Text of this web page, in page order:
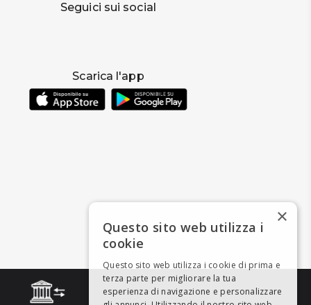
Seguici sui social
Scarica l'app
×
Questo sito web utilizza i
cookie
Questo sito web utilizza i cookie di prima e
terza parte per migliorare la tua
esperienza di navigazione e personalizzare